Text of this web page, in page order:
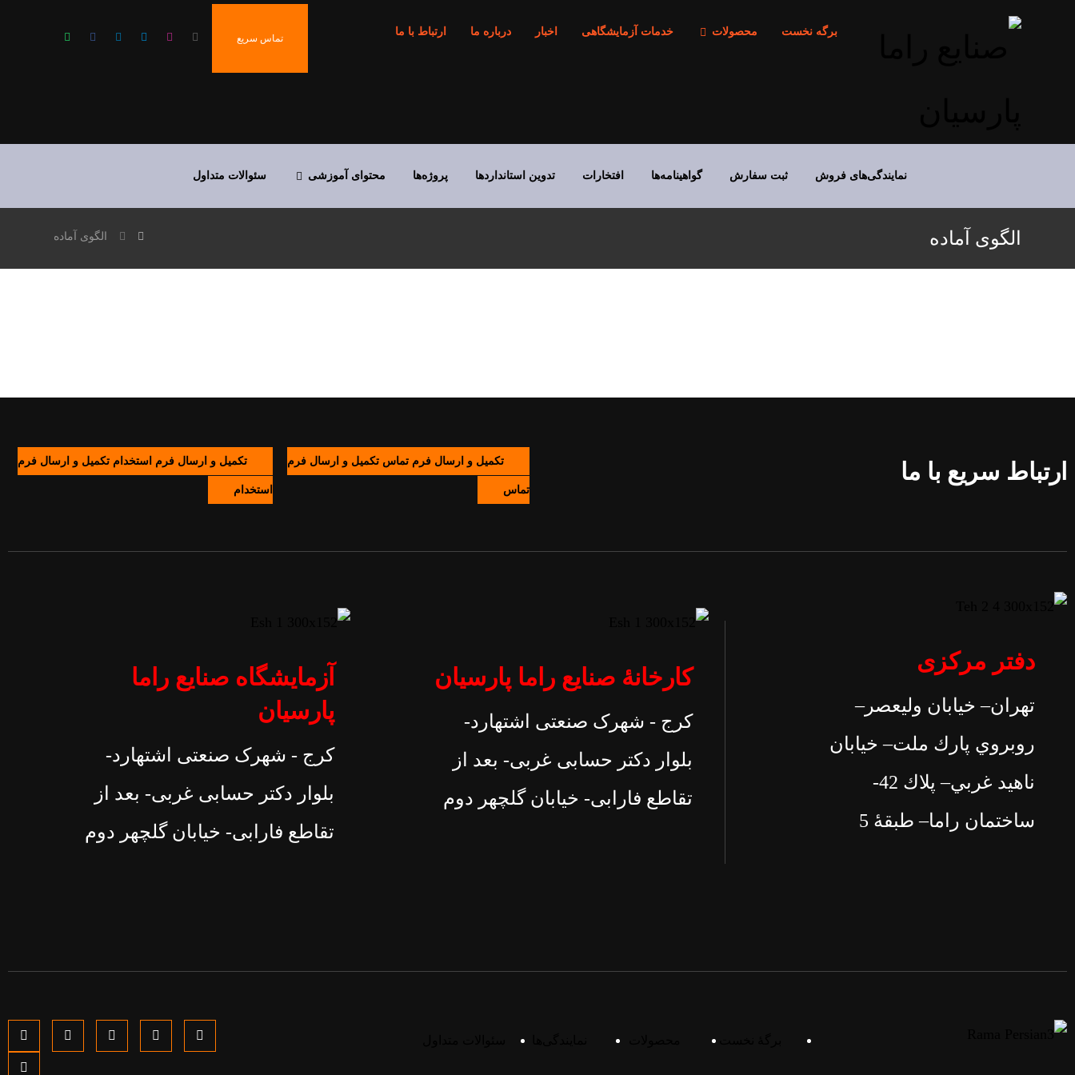
برگه نخست محصولات خدمات آزمایشگاهی اخبار درباره ما ارتباط با ما
تماس سریع
نمایندگی‌های فروش ثبت سفارش گواهینامه‌ها افتخارات تدوین استانداردها پروژه‌ها محتوای آموزشی سئوالات متداول
الگوی آماده الگوی آماده
ارتباط سریع با ما تکمیل و ارسال فرم تماس تکمیل و ارسال فرم
تماس
تکمیل و ارسال فرم استخدام تکمیل و ارسال فرم
استخدام
دفتر مرکزی
تهران– خيابان وليعصر–
روبروي پارك ملت– خيابان
ناهيد غربي– پلاك 42-
ساختمان راما– طبقۀ 5
کارخانۀ صنایع راما پارسیان
کرج - شهرک صنعتی اشتهارد-
بلوار دکتر حسابی غربی- بعد از
تقاطع فارابی- خیابان گلچهر دوم
آزمایشگاه صنایع راما
پارسیان
کرج - شهرک صنعتی اشتهارد-
بلوار دکتر حسابی غربی- بعد از
تقاطع فارابی- خیابان گلچهر دوم